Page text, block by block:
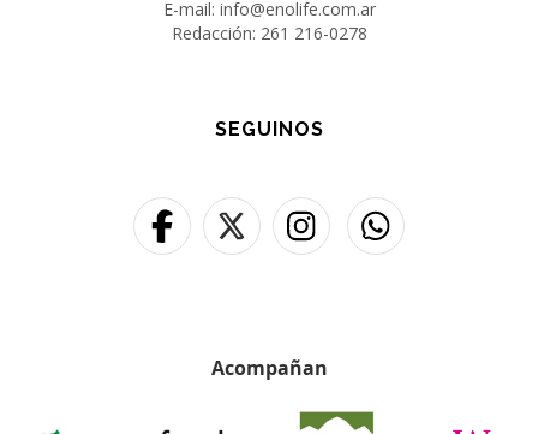
E-mail: info@enolife.com.ar
Redacción: 261 216-0278
SEGUINOS
Acompañan